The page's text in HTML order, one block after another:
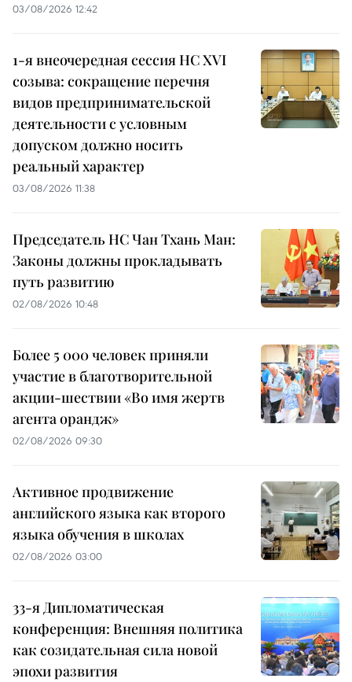
03/08/2026 12:42
1-я внеочередная сессия НС XVI
созыва: сокращение перечня
видов предпринимательской
деятельности с условным
допуском должно носить
реальный характер
03/08/2026 11:38
Председатель НС Чан Тхань Ман:
Законы должны прокладывать
путь развитию
02/08/2026 10:48
Более 5 000 человек приняли
участие в благотворительной
акции-шествии «Во имя жертв
агента орандж»
02/08/2026 09:30
Активное продвижение
английского языка как второго
языка обучения в школах
02/08/2026 03:00
33-я Дипломатическая
конференция: Внешняя политика
как созидательная сила новой
эпохи развития